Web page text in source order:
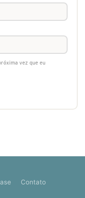
vez que eu
Contato